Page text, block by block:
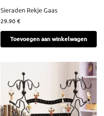
Sieraden Rekje Gaas
29.90€
Toevoegen aan winkelwagen